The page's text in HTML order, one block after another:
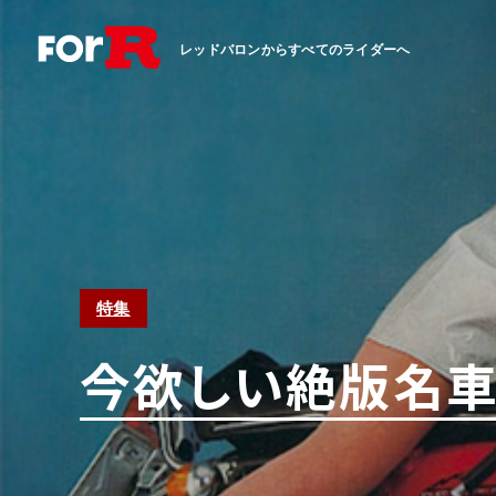
レッドバロンからすべてのライダーへ
特集
今欲しい絶版名